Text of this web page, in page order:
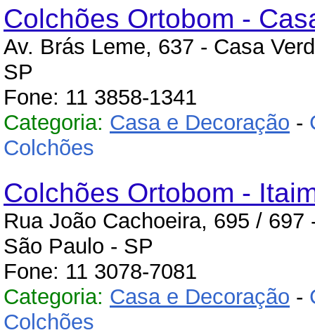
Colchões Ortobom -
Av. Brás Leme, 637 - Casa
SP
Fone: 11 3858-1341
Categoria: Casa e Decoração -
Colchões
Colchões Ortobom -
Rua João Cachoeira, 695 / 697
São Paulo - SP
Fone: 11 3078-7081
Categoria: Casa e Decoração -
Colchões